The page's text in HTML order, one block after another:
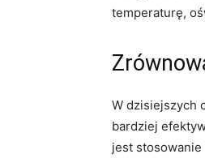
temperaturę,
W dzisiejszych
bardziej
jest stosowanie